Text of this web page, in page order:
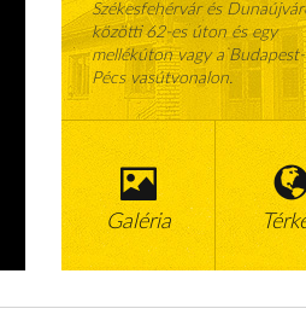
Székesfehérvár és
közötti 62-es úton és egy
mellékúton vagy a Budapest-
Pécs vasútvonalon.
Galéria